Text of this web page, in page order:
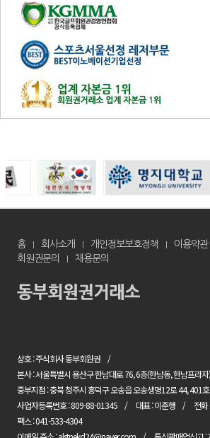
홈 회사소개 개인정보보호정책 이용약관
회원권문의
채용문의
상호 : 주식회사 동부회원권
본사 : 서울특별시 용산구 한남대로 76, 6층(한남동, 한남프라자)
중부지점 : 충북 청주시 흥덕구 오송읍 오송생명12로 44, 401호
사업자등록번호 : 809-88-01345
대표 : 이준행 전화
팩스 : 041-533-4304